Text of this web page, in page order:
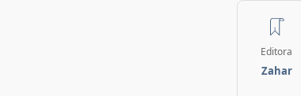
Editora
Zahar